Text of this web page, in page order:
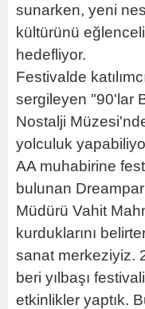
sunarken, yeni
kültürünü
hedefliyor.
Festivalde
sergileyen "90'lar
Nostalji
yolculuk
AA muhabirine
bulunan
Müdürü Vahit
kurduklarını
sanat merkeziyiz.
beri yılbaşı
etkinlikler yaptık.